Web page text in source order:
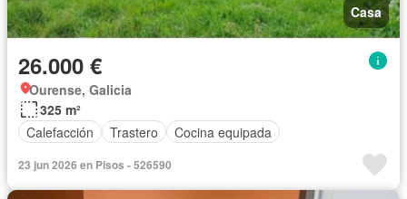
Casa
26.000 €
Ourense, Galicia
325 m²
Calefacción
Trastero Cocina equipada
23 jun 2026 en Pisos - 526590